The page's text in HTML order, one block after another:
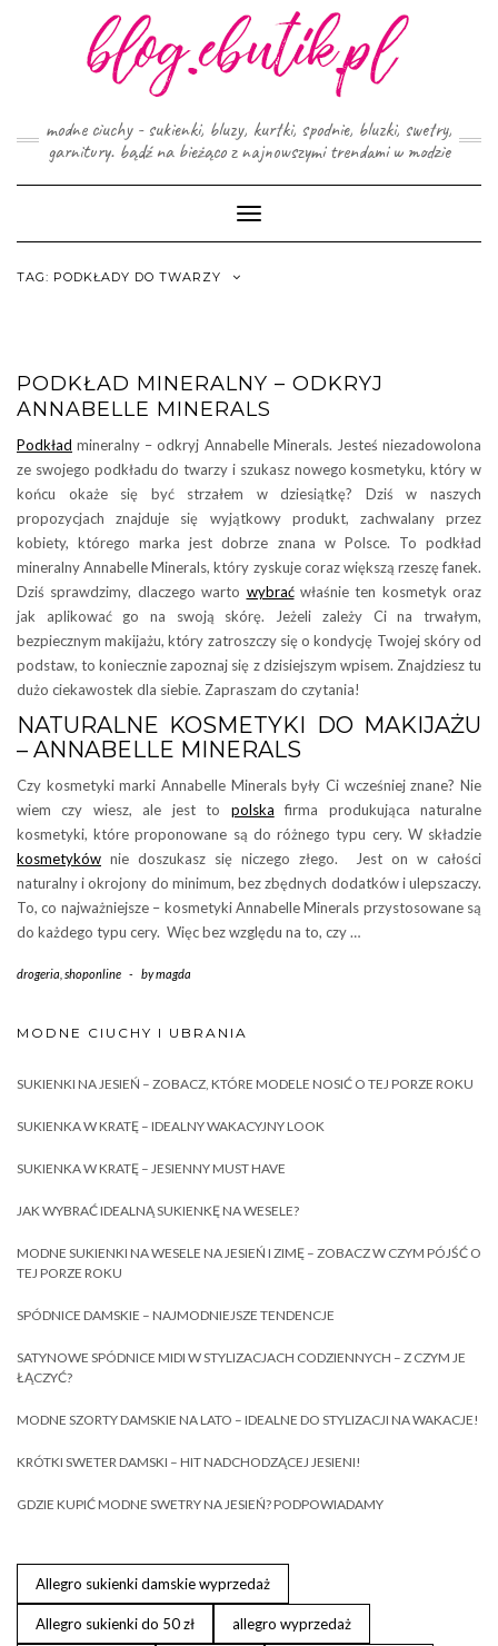
modne ciuchy - sukienki, bluzy, kurtki, spodnie, bluzki, swetry,
garnitury. bądź na bieżąco z najnowszymi trendami w modzie
Toggle
Navigation
TAG: PODKŁADY DO TWARZY
PODKŁAD MINERALNY – ODKRYJ
ANNABELLE MINERALS
Podkład mineralny – odkryj Annabelle Minerals. Jesteś niezadowolona
ze swojego podkładu do twarzy i szukasz nowego kosmetyku, który w
końcu okaże się być strzałem w dziesiątkę? Dziś w naszych
propozycjach znajduje się wyjątkowy produkt, zachwalany przez
kobiety, którego marka jest dobrze znana w Polsce. To podkład
mineralny Annabelle Minerals, który zyskuje coraz większą rzeszę fanek.
Dziś sprawdzimy, dlaczego warto wybraćwłaśnie ten kosmetyk oraz
jak aplikować go na swoją skórę. Jeżeli zależy Ci na trwałym,
bezpiecznym makijażu, który zatroszczy się o kondycję Twojej skóry od
podstaw, to koniecznie zapoznaj się z dzisiejszym wpisem. Znajdziesz tu
dużo ciekawostek dla siebie. Zapraszam do czytania!
NATURALNE KOSMETYKI DO MAKIJAŻU
– ANNABELLE MINERALS
Czy kosmetyki marki Annabelle Minerals były Ci wcześniej znane? Nie
wiem czy wiesz, ale jest to polska firma produkująca naturalne
kosmetyki, które proponowane są do różnego typu cery. W składzie
kosmetyków nie doszukasz się niczego złego. Jest on w całości
naturalny i okrojony do minimum, bez zbędnych dodatków i ulepszaczy.
To, co najważniejsze – kosmetyki Annabelle Minerals przystosowane są
do każdego typu cery. Więc bez względu na to, czy …
drogeria shoponline - bymagda
MODNE CIUCHY I UBRANIA
SUKIENKI NA JESIEŃ – ZOBACZ, KTÓRE MODELE NOSIĆ O TEJ PORZE ROKU
SUKIENKA W KRATĘ – IDEALNY WAKACYJNY LOOK
SUKIENKA W KRATĘ – JESIENNY MUST HAVE
JAK WYBRAĆ IDEALNĄ SUKIENKĘ NA WESELE?
MODNE SUKIENKI NA WESELE NA JESIEŃ I ZIMĘ – ZOBACZ W CZYM PÓJŚĆ O
TEJ PORZE ROKU
SPÓDNICE DAMSKIE – NAJMODNIEJSZE TENDENCJE
SATYNOWE SPÓDNICE MIDI W STYLIZACJACH CODZIENNYCH – Z CZYM JE
ŁĄCZYĆ?
MODNE SZORTY DAMSKIE NA LATO – IDEALNE DO STYLIZACJI NA WAKACJE!
KRÓTKI SWETER DAMSKI – HIT NADCHODZĄCEJ JESIENI!
GDZIE KUPIĆ MODNE SWETRY NA JESIEŃ? PODPOWIADAMY
Allegro sukienki damskie wyprzedaż
Allegro sukienki do 50 zł allegro wyprzedaż